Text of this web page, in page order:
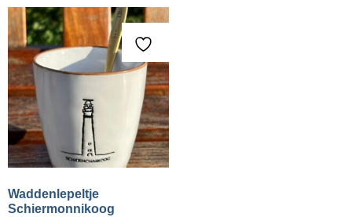
Waddenlepeltje
Schiermonnikoog